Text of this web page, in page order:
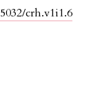
crh.v1i1.6